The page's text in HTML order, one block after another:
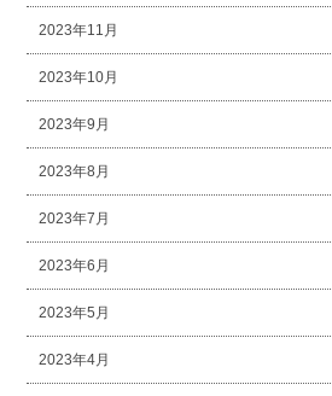
2023年11月
2023年10月
2023年9月
2023年8月
2023年7月
2023年6月
2023年5月
2023年4月